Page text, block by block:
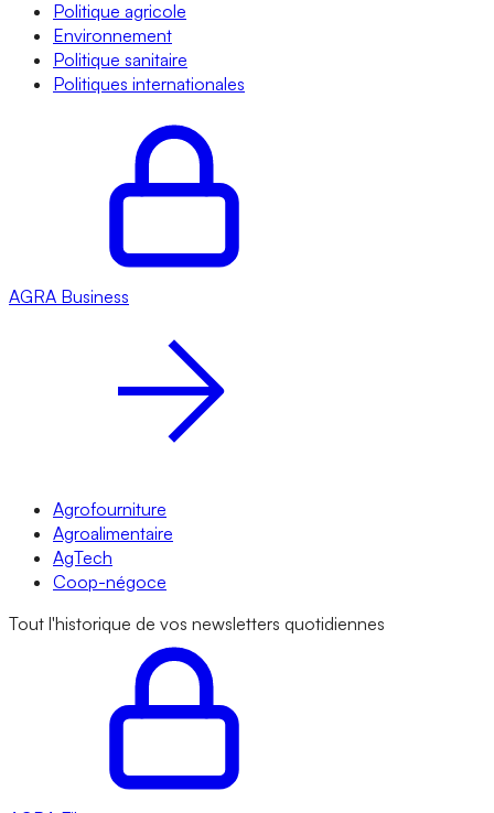
Politique agricole
Environnement
Politique sanitaire
Politiques internationales
AGRA Business
Agrofourniture
Agroalimentaire
AgTech
Coop-négoce
Tout l'historique de vos newsletters quotidiennes